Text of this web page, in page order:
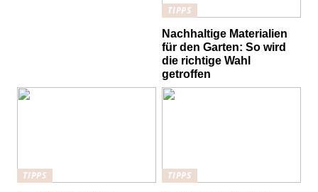
TIPPS
Nachhaltige Materialien
für den Garten: So wird
die richtige Wahl
getroffen
TIPPS
TIPPS